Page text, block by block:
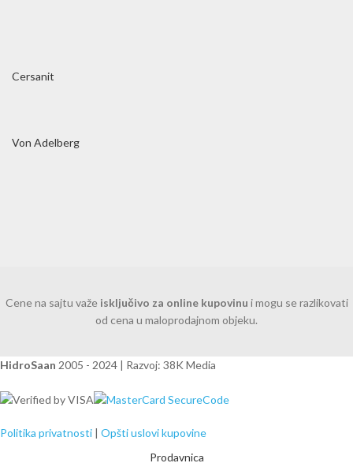
Cersanit
Von Adelberg
Cene na sajtu važe isključivo za online kupovinu i mogu se razlikovati
od cena u maloprodajnom objeku.
HidroSaan 2005 - 2024 | Razvoj: 38K Media
Politika privatnosti | Opšti uslovi kupovine
Prodavnica